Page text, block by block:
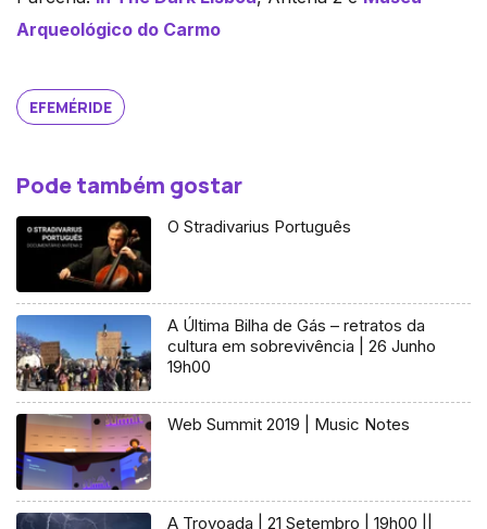
Arqueológico do Carmo
EFEMÉRIDE
Pode também gostar
O Stradivarius Português
A Última Bilha de Gás – retratos da
cultura em sobrevivência | 26 Junho
19h00
Web Summit 2019 | Music Notes
A Trovoada | 21 Setembro | 19h00 ||